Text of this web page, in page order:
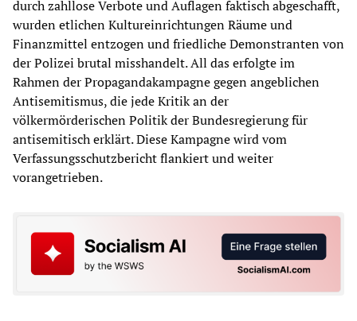
durch zahllose Verbote und Auflagen faktisch abgeschafft,
wurden etlichen Kultureinrichtungen Räume und
Finanzmittel entzogen und friedliche Demonstranten von
der Polizei brutal misshandelt. All das erfolgte im
Rahmen der Propagandakampagne gegen angeblichen
Antisemitismus, die jede Kritik an der
völkermörderischen Politik der Bundesregierung für
antisemitisch erklärt. Diese Kampagne wird vom
Verfassungsschutzbericht flankiert und weiter
vorangetrieben.